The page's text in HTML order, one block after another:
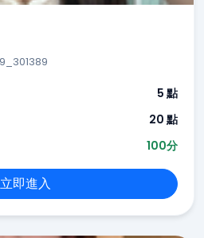
5 點
20 點
100分
立即進入